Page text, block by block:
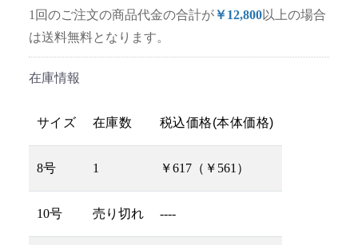
1回のご注文の商品代金の合計が￥12,800以上の場合
は送料無料となります。
在庫情報
サイズ 在庫数 税込価格(本体価格)
8号 1 ￥617（￥561）
10号 売り切れ ----